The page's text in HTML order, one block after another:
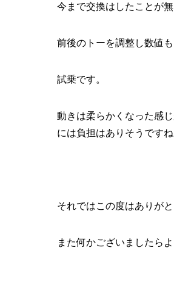
今まで交換はしたことが
前後のトーを調整し数値
試乗です。
動きは柔らかくなった感
には負担はありそうですね
それではこの度はありがと
また何かございましたら